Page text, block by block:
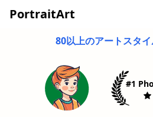
PortraitArt
80以上のアートスタ
#1